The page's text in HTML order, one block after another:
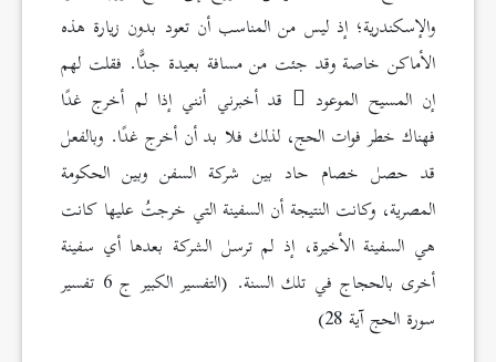
والإسكندرية؛ إذ ليس من المناسب أن تعود بدون زيارة هذه
الأماكن خاصة وقد جئت من مسافة بعيدة جدًّا. فقلت لهم
إن المسيح الموعود
قد أخبرني أنني إذا لم أخرج غدًا
فهناك خطر فوات الحج، لذلك فلا بد أن أخرج غدًا. وبالفعل
قد حصل خصام حاد بين شركة السفن وبين الحكومة
المصرية، وكانت النتيجة أن السفينة التي خرجتُ عليها كانت
هي السفينة الأخيرة، إذ لم ترسل الشركة بعدها أي سفينة
أخرى بالحجاج في تلك السنة. (التفسير الكبير ج 6 تفسير
سورة الحج آية 28)